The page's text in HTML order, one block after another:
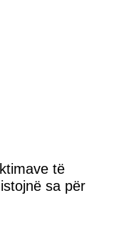
të
sa për